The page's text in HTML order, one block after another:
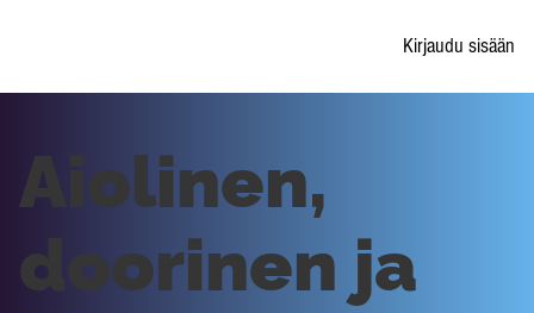
Kirjaudu sisään
Aiolinen,
doorinen ja